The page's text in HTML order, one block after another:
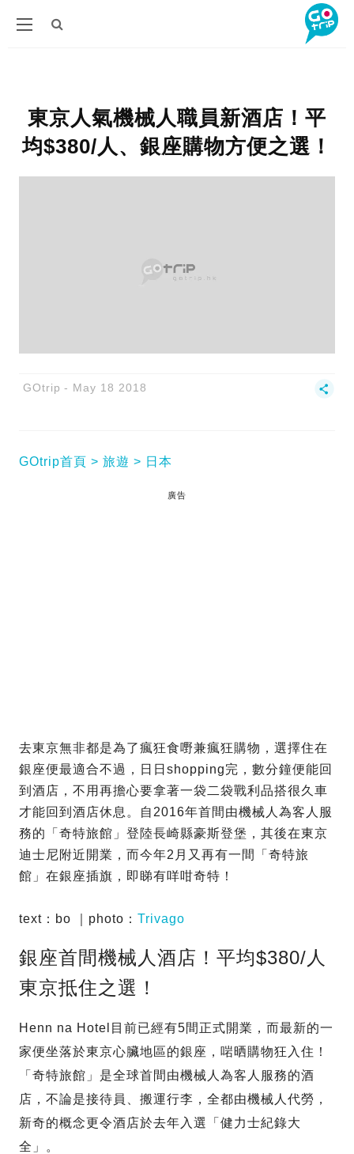
東京人氣機械人職員新酒店！平
均$380/人、銀座購物方便之選！
GOtrip May 18 2018
GOtrip首頁 旅遊 日本
廣告
去東京無非都是為了瘋狂食嘢兼瘋狂購物，選擇住在
銀座便最適合不過，日日shopping完，數分鐘便能回
到酒店，不用再擔心要拿著一袋二袋戰利品搭很久車
才能回到酒店休息。自2016年首間由機械人為客人服
務的「奇特旅館」登陸長崎縣豪斯登堡，其後在東京
迪士尼附近開業，而今年2月又再有一間「奇特旅
館」在銀座插旗，即睇有咩咁奇特！
text：bo ｜photo： Trivago
銀座首間機械人酒店！平均$380/人
東京抵住之選！
Henn na Hotel目前已經有5間正式開業，而最新的一
家便坐落於東京心臟地區的銀座，啱晒購物狂入住！
「奇特旅館」是全球首間由機械人為客人服務的酒
店，不論是接待員、搬運行李，全都由機械人代勞，
新奇的概念更令酒店於去年入選「健力士紀錄大
全」。